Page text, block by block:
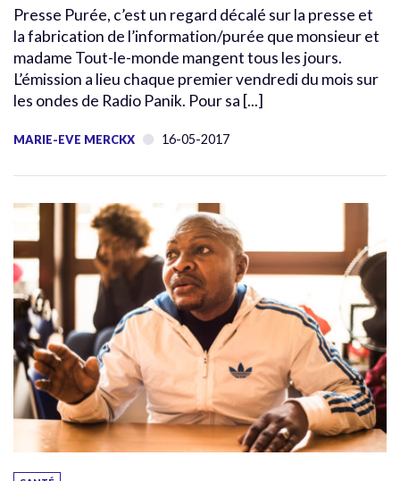
Presse Purée, c’est un regard décalé sur la presse et
la fabrication de l’information/purée que monsieur et
madame Tout-le-monde mangent tous les jours.
L’émission a lieu chaque premier vendredi du mois sur
les ondes de Radio Panik. Pour sa [...]
MARIE-EVE MERCKX 16-05-2017